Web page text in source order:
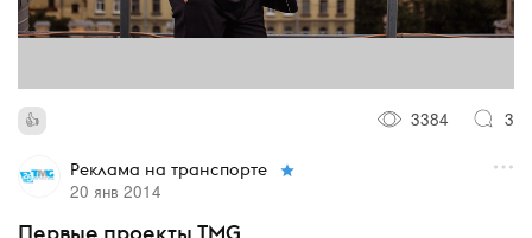
3384 3
Реклама на транспорте
20 янв 2014